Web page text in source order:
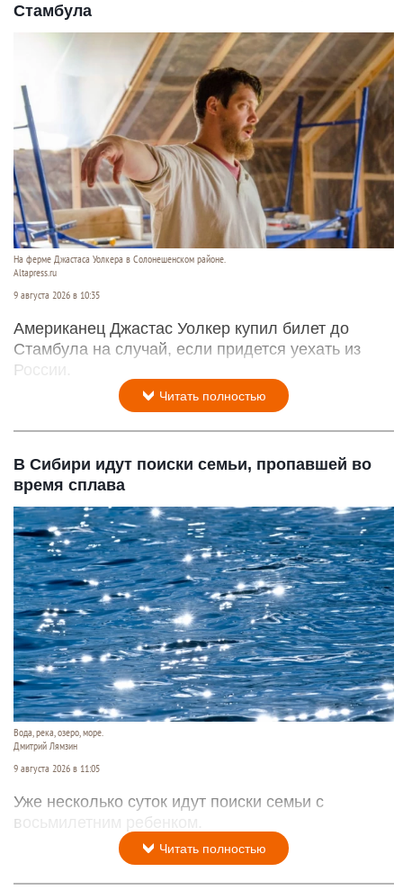
Стамбула
На ферме Джастаса Уолкера в Солонешенском районе.
Altapress.ru
9 августа 2026 в 10:35
Американец Джастас Уолкер купил билет до
Стамбула на случай, если придется уехать из
России.
Читать полностью
В Сибири идут поиски семьи, пропавшей во
время сплава
Вода, река, озеро, море.
Дмитрий Лямзин
9 августа 2026 в 11:05
Уже несколько суток идут поиски семьи с
восьмилетним ребенком.
Читать полностью